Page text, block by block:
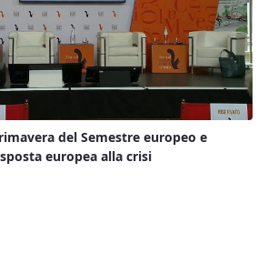
del Semestre europeo e
europea alla crisi